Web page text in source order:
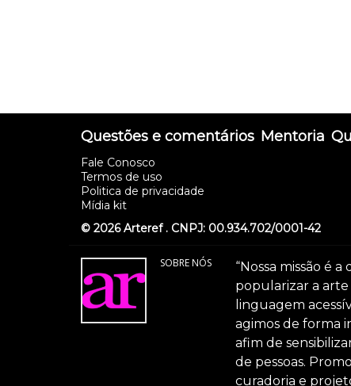
Questões e comentários
Fale Conosco
Termos de uso
Politica de privacidade
Mídia kit
Mentoria
© 2026 Arteref . CNPJ: 00.934.702/0001-42
SOBRE NÓS
“Nossa missão é
popularizar a
linguagem
agimos de forma
afim de
de pessoas.
curadoria e